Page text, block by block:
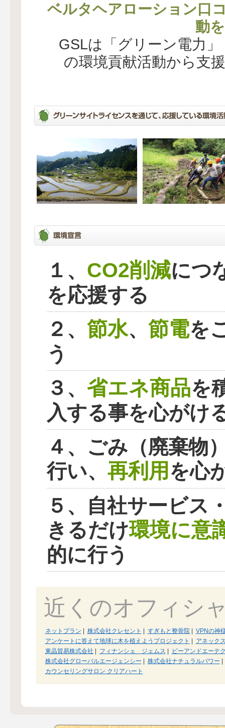
ベルタヘアローション口
動
GSLは「グリーン電力
の環境貢献活動から支
１、 CO2削減につ
を応援する
２、 節水、 節電を
う
３、 省エネ商品を
入する事を心がけ
４、ごみ（廃棄物
行い、 再利用を心
５、自社サービス
きるだけ環境に意
的に行う
近くのオフィシ
ネットプラン 株式会社クレセント すぎもと整骨院|
VPNの神
アンケートに答えて地球に木を植えようプロジェクト
アネック
東晶貿易株式会社
フィナンシェ ジェムス
ビーアンドエーテ
株式会社グローバルエージェンシー
株式会社ナチュラルパワー
カウンセリングサロン クリアハート